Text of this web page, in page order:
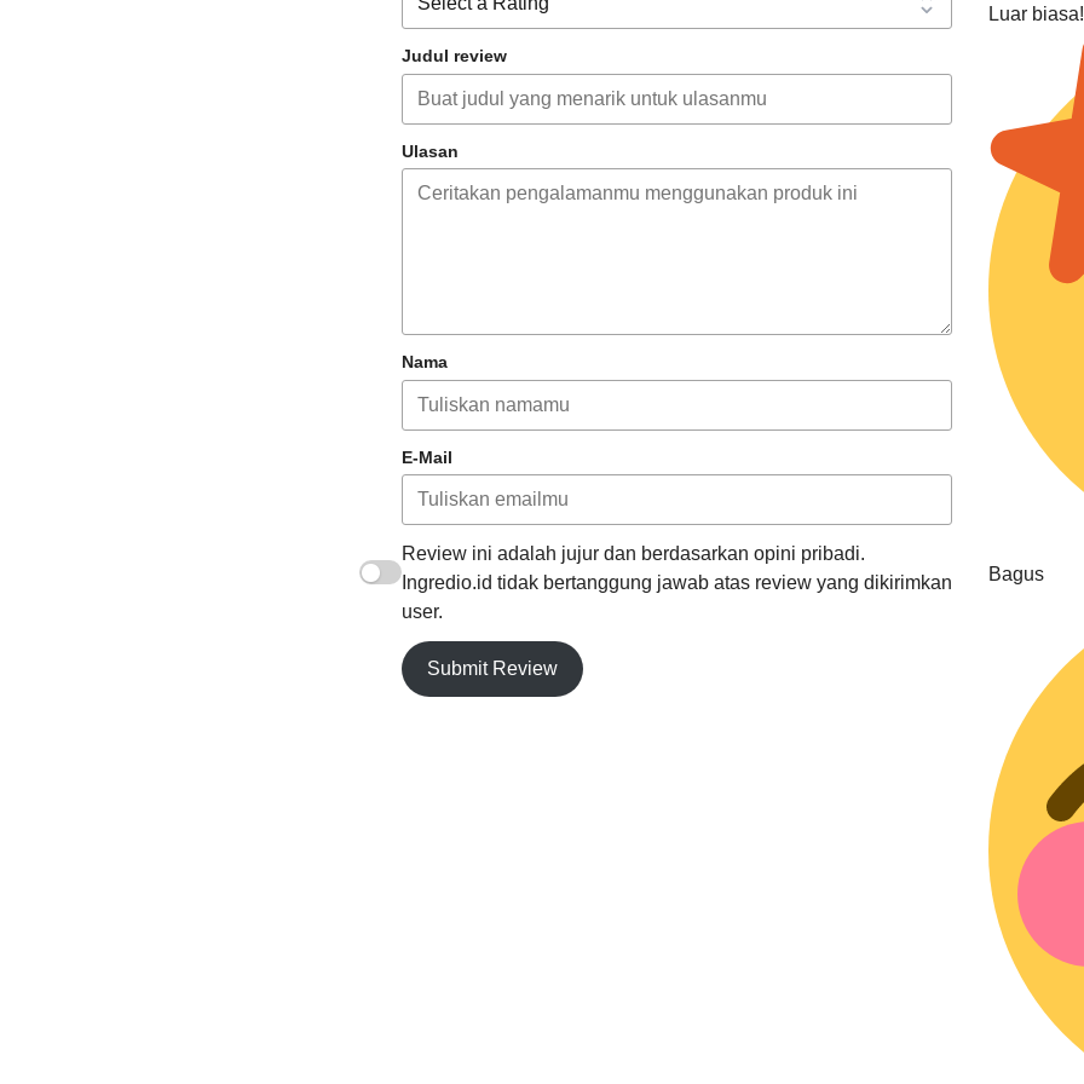
Judul review
Ulasan
Nama
E-Mail
Review ini adalah jujur dan berdasarkan opini pribadi.
Ingredio.id tidak bertanggung jawab atas review yang dikirimkan
user.
Submit Review
Luar
Bagus